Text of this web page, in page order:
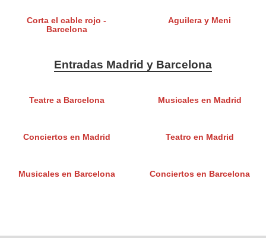
Corta el cable rojo -
Barcelona
Aguilera y Meni
Entradas Madrid y Barcelona
Teatre a Barcelona Musicales en Madrid
Conciertos en Madrid Teatro en Madrid
Musicales en Barcelona Conciertos en Barcelona